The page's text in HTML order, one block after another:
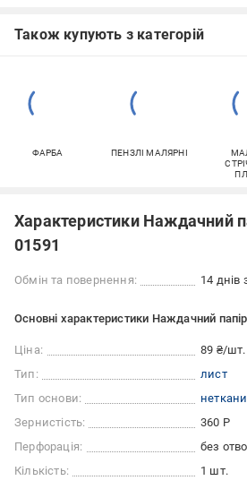
Також купують з категорій
ФАРБА ПЕНЗЛІ МАЛЯРНІ
Характеристики Наждачний
01591
Обмін та повернення: 14 днів
Основні характеристики Наждачний
Ціна:
89 ₴/шт.
Тип:
лист
Тип основи:
Зернистість:
360 Р
Перфорація:
без
Кількість:
1 шт.